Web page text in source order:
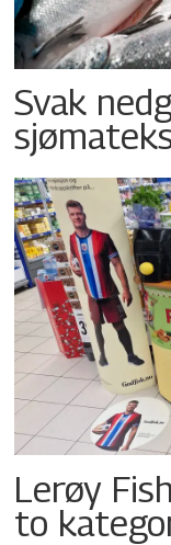
Svak
Lerøy
to